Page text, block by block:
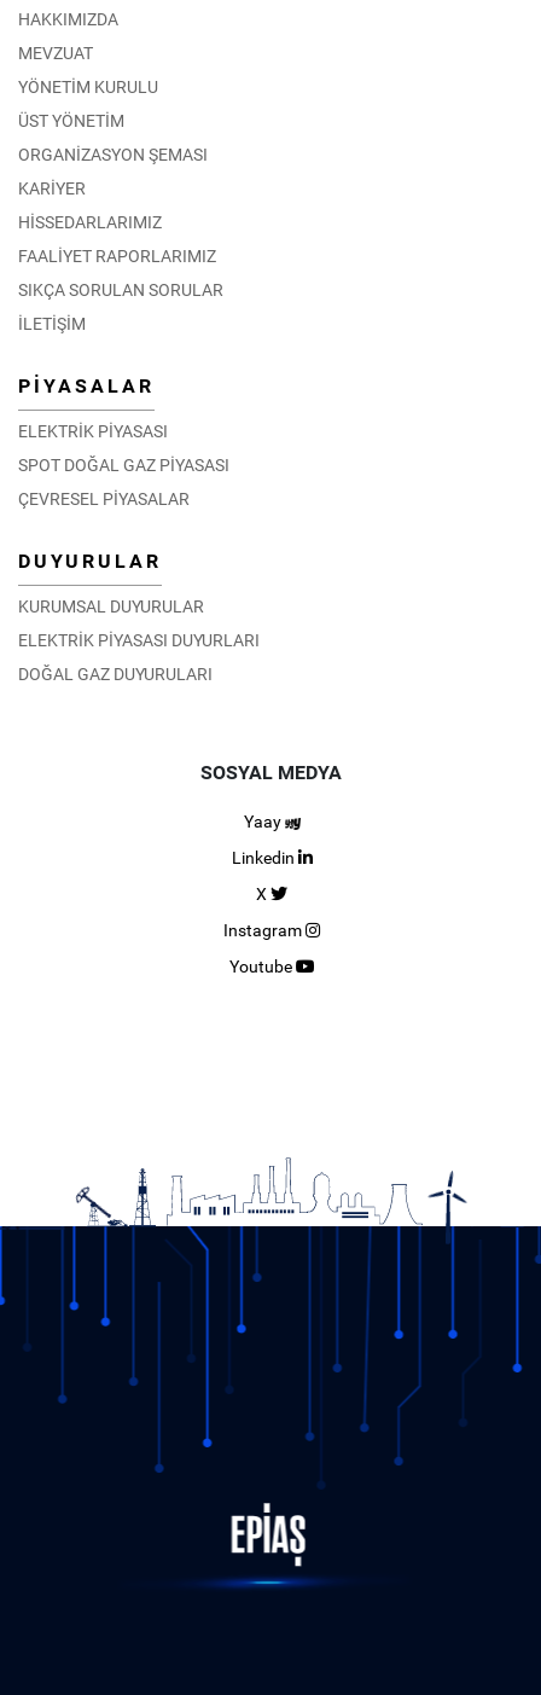
HAKKIMIZDA
MEVZUAT
YÖNETİM KURULU
ÜST YÖNETİM
ORGANİZASYON ŞEMASI
KARİYER
HİSSEDARLARIMIZ
FAALİYET RAPORLARIMIZ
SIKÇA SORULAN SORULAR
İLETİŞİM
PİYASALAR
ELEKTRİK PİYASASI
SPOT DOĞAL GAZ PİYASASI
ÇEVRESEL PİYASALAR
DUYURULAR
KURUMSAL DUYURULAR
ELEKTRİK PİYASASI DUYURLARI
DOĞAL GAZ DUYURULARI
SOSYAL MEDYA
Yaay
Linkedin
X
Instagram
Youtube